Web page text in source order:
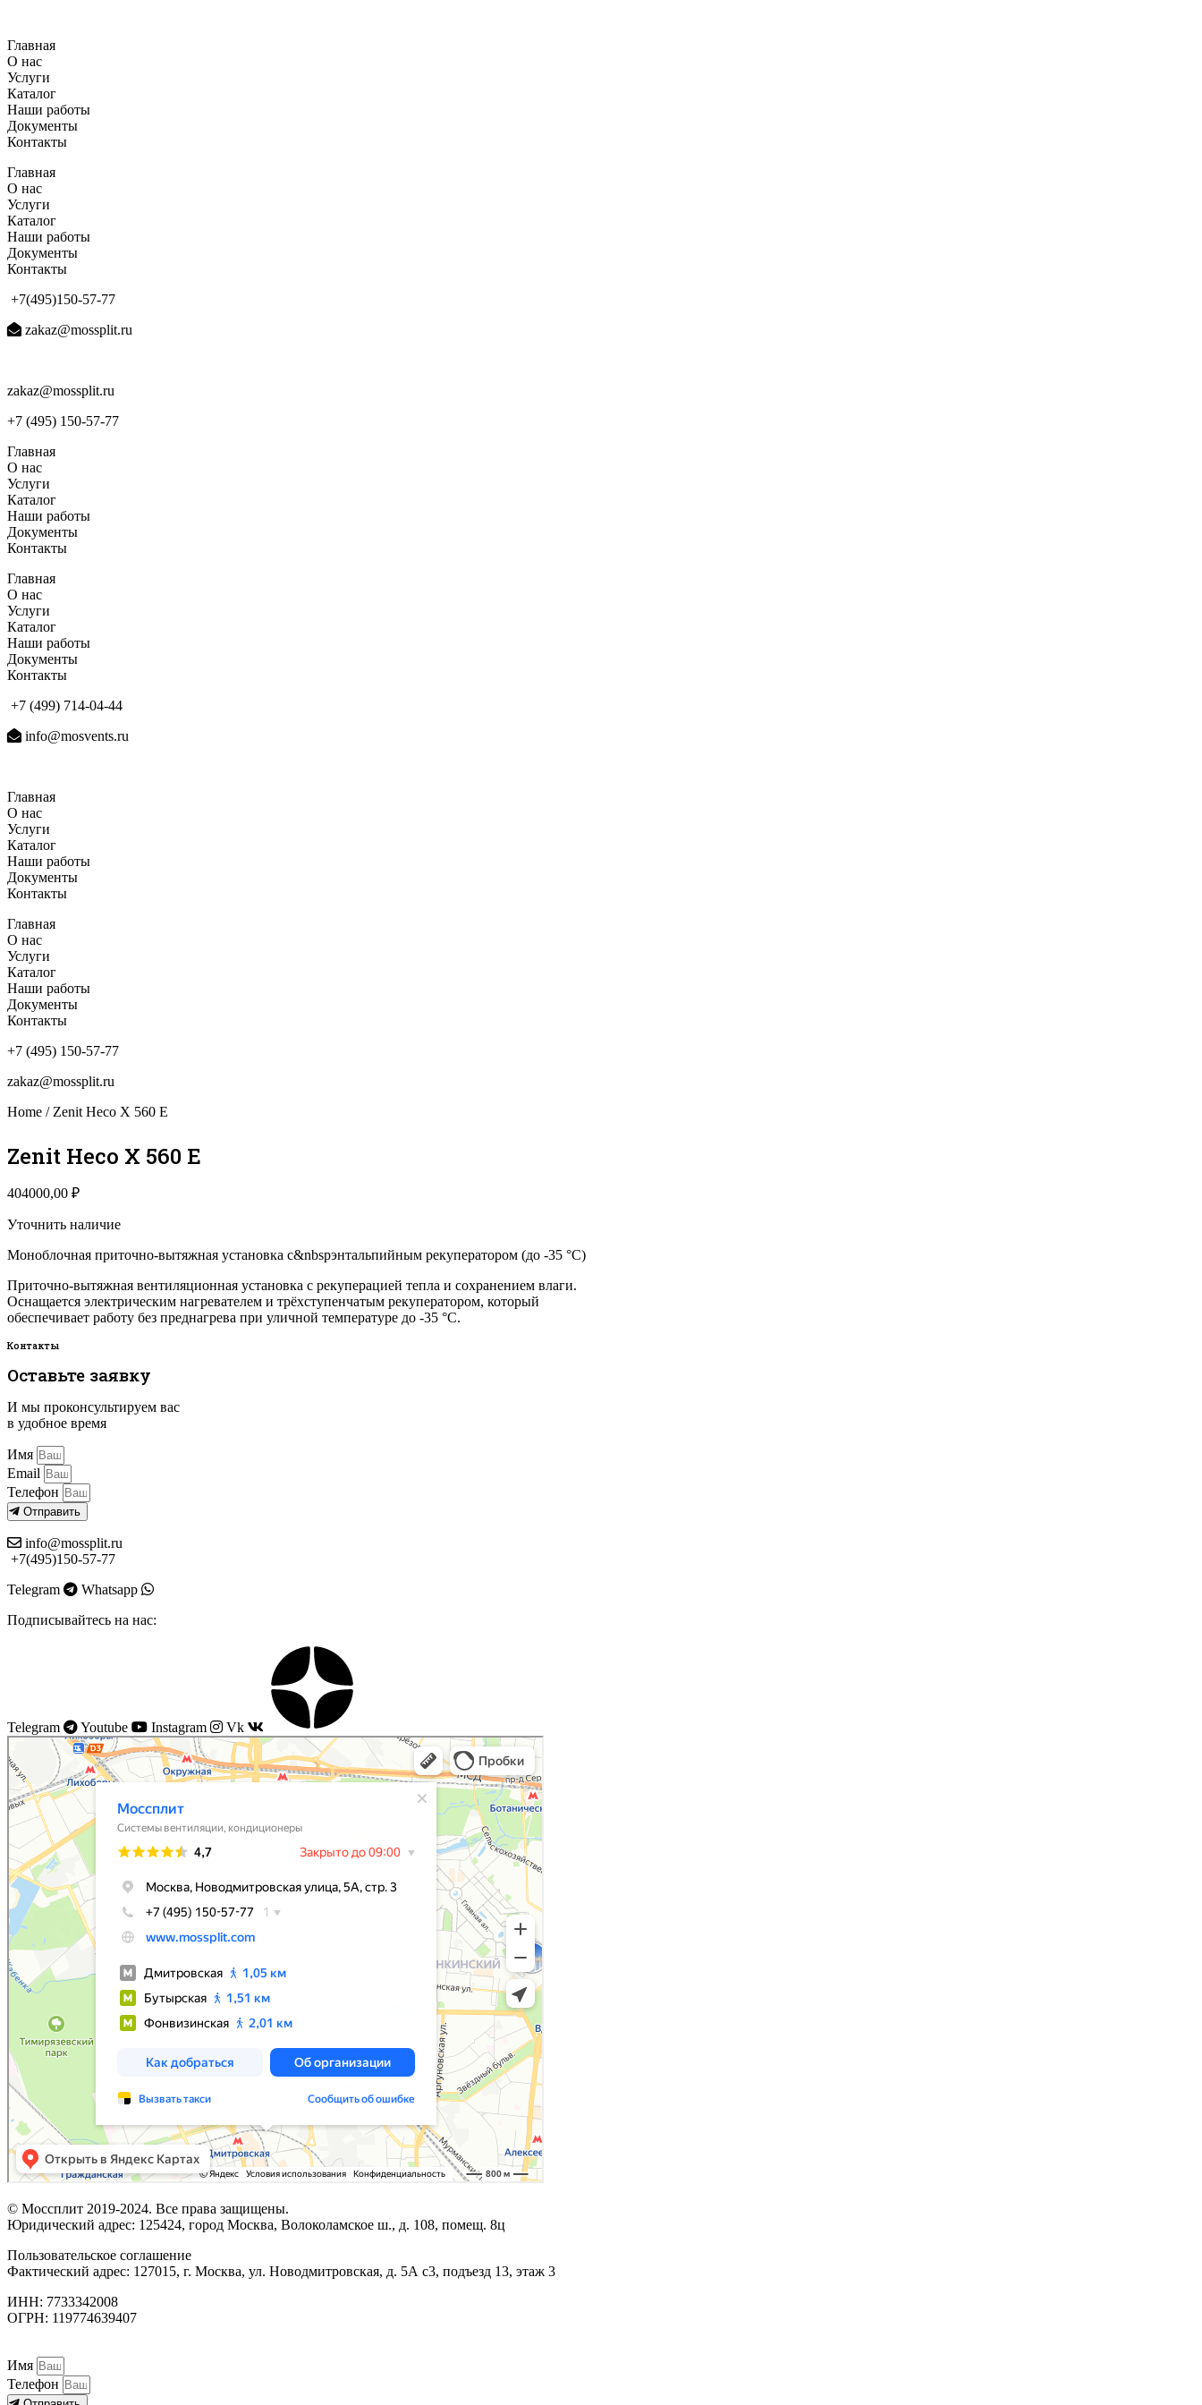
содержимому
Главная
О нас
Услуги
Каталог
Наши работы
Документы
Контакты
Главная
О нас
Услуги
Каталог
Наши работы
Документы
Контакты
+7(495)150-57-77
zakaz@mossplit.ru
zakaz@mossplit.ru
+7 (495) 150-57-77
Главная
О нас
Услуги
Каталог
Наши работы
Документы
Контакты
Главная
О нас
Услуги
Каталог
Наши работы
Документы
Контакты
+7 (499) 714-04-44
info@mosvents.ru
Главная
О нас
Услуги
Каталог
Наши работы
Документы
Контакты
Главная
О нас
Услуги
Каталог
Наши работы
Документы
Контакты
+7 (495) 150-57-77
zakaz@mossplit.ru
Home / Zenit Heco X 560 E
Zenit Heco X 560 E
404000,00 ₽
Уточнить наличие
Моноблочная приточно-вытяжная установка с&nbspэнтальпийным рекуператором (до -35 °C)
Приточно-вытяжная вентиляционная установка с рекуперацией тепла и сохранением влаги.
Оснащается электрическим нагревателем и трёхступенчатым рекуператором, который
обеспечивает работу без преднагрева при уличной температуре до -35 °C.
Контакты
Оставьте заявку
И мы проконсультируем вас
в удобное время
Имя
Email
Телефон
Отправить
info@mossplit.ru
+7(495)150-57-77
Telegram
Whatsapp
Подписывайтесь на нас:
Telegram Youtube Instagram Vk
Моссплит
Системы вентиляции в Москве
Установка кондиционеров в Москве
© Моссплит 2019-2024. Все права защищены.
Юридический адрес: 125424, город Москва, Волоколамское ш., д. 108, помещ. 8ц
Пользовательское соглашение
Фактический адрес: 127015, г. Москва, ул. Новодмитровская, д. 5А с3, подъезд 13, этаж 3
ИНН: 7733342008
ОГРН: 119774639407
Имя
Телефон